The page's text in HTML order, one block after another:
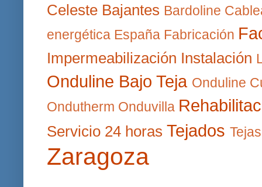
Celeste Bajantes Bardoline
energética España Fabricación
Impermeabilización Instalación
Onduline Bajo Teja Onduline
Ondutherm Onduvilla
Servicio 24 horas Tejados Tejas
Zaragoza